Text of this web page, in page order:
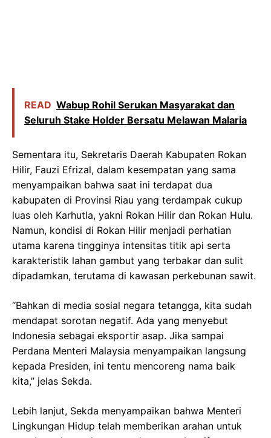
READ Wabup Rohil Serukan Masyarakat dan
Seluruh Stake Holder Bersatu Melawan Malaria
Sementara itu, Sekretaris Daerah Kabupaten Rokan
Hilir, Fauzi Efrizal, dalam kesempatan yang sama
menyampaikan bahwa saat ini terdapat dua
kabupaten di Provinsi Riau yang terdampak cukup
luas oleh Karhutla, yakni Rokan Hilir dan Rokan Hulu.
Namun, kondisi di Rokan Hilir menjadi perhatian
utama karena tingginya intensitas titik api serta
karakteristik lahan gambut yang terbakar dan sulit
dipadamkan, terutama di kawasan perkebunan sawit.
“Bahkan di media sosial negara tetangga, kita sudah
mendapat sorotan negatif. Ada yang menyebut
Indonesia sebagai eksportir asap. Jika sampai
Perdana Menteri Malaysia menyampaikan langsung
kepada Presiden, ini tentu mencoreng nama baik
kita,” jelas Sekda.
Lebih lanjut, Sekda menyampaikan bahwa Menteri
Lingkungan Hidup telah memberikan arahan untuk